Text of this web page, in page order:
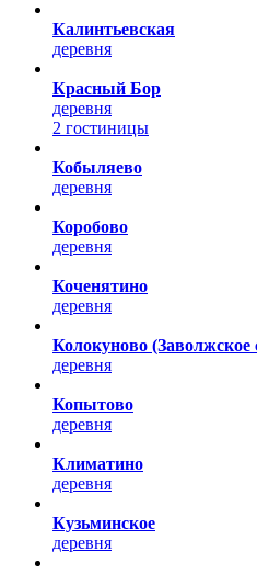
Калинтьевская
деревня
Красный Бор
деревня
2 гостиницы
Кобыляево
деревня
Коробово
деревня
Коченятино
деревня
Колокуново (Заволжское
деревня
Копытово
деревня
Климатино
деревня
Кузьминское
деревня